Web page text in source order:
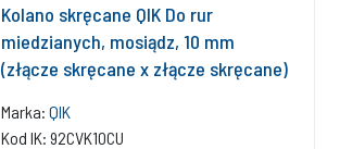
Kolano skręcane QIK Do rur
miedzianych, mosiądz, 10 mm
(złącze skręcane x złącze skręcane)
Marka: QIK
Kod IK: 92CVK10CU